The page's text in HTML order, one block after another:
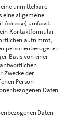
unmittelbare
eine allgemeine
Adresse) umfasst.
ein Kontaktformular
aufnimmt,
personenbezogenen
Basis von einer
Zwecke der
Person
Daten
Daten